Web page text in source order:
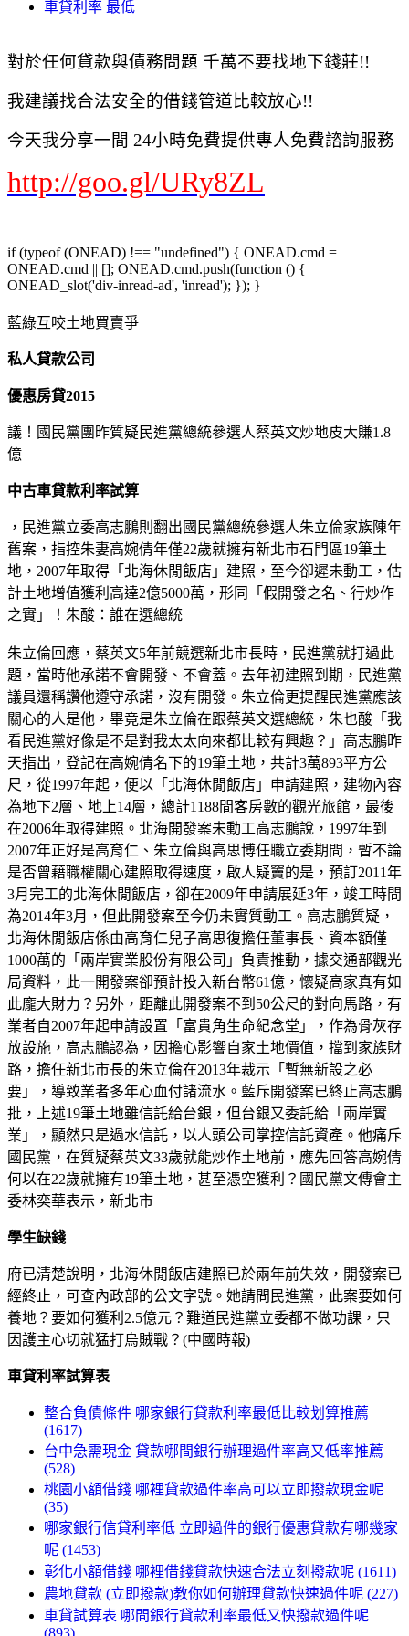
車貸利率 最低
對於任何貸款與債務問題 千萬不要找地下錢莊!!
我建議找合法安全的借錢管道比較放心!!
今天我分享一間 24小時免費提供專人免費諮詢服務
http://goo.gl/URy8ZL
if (typeof (ONEAD) !== "undefined") { ONEAD.cmd =
ONEAD.cmd || []; ONEAD.cmd.push(function () {
ONEAD_slot('div-inread-ad', 'inread'); }); }
藍綠互咬土地買賣爭
私人貸款公司
優惠房貸2015
議！國民黨團昨質疑民進黨總統參選人蔡英文炒地皮大賺1.8
億
中古車貸款利率試算
，民進黨立委高志鵬則翻出國民黨總統參選人朱立倫家族陳年
舊案，指控朱妻高婉倩年僅22歲就擁有新北市石門區19筆土
地，2007年取得「北海休閒飯店」建照，至今卻遲未動工，估
計土地增值獲利高達2億5000萬，形同「假開發之名、行炒作
之實」！朱酸：誰在選總統
朱立倫回應，蔡英文5年前競選新北市長時，民進黨就打過此
題，當時他承諾不會開發、不會蓋。去年初建照到期，民進黨
議員還稱讚他遵守承諾，沒有開發。朱立倫更提醒民進黨應該
關心的人是他，畢竟是朱立倫在跟蔡英文選總統，朱也酸「我
看民進黨好像是不是對我太太向來都比較有興趣？」高志鵬昨
天指出，登記在高婉倩名下的19筆土地，共計3萬893平方公
尺，從1997年起，便以「北海休閒飯店」申請建照，建物內容
為地下2層、地上14層，總計1188間客房數的觀光旅館，最後
在2006年取得建照。北海開發案未動工高志鵬說，1997年到
2007年正好是高育仁、朱立倫與高思博任職立委期間，暫不論
是否曾藉職權關心建照取得速度，啟人疑竇的是，預訂2011年
3月完工的北海休閒飯店，卻在2009年申請展延3年，竣工時間
為2014年3月，但此開發案至今仍未實質動工。高志鵬質疑，
北海休閒飯店係由高育仁兒子高思復擔任董事長、資本額僅
1000萬的「兩岸實業股份有限公司」負責推動，據交通部觀光
局資料，此一開發案卻預計投入新台幣61億，懷疑高家真有如
此龐大財力？另外，距離此開發案不到50公尺的對向馬路，有
業者自2007年起申請設置「富貴角生命紀念堂」，作為骨灰存
放設施，高志鵬認為，因擔心影響自家土地價值，擋到家族財
路，擔任新北市長的朱立倫在2013年裁示「暫無新設之必
要」，導致業者多年心血付諸流水。藍斥開發案已終止高志鵬
批，上述19筆土地雖信託給台銀，但台銀又委託給「兩岸實
業」，顯然只是過水信託，以人頭公司掌控信託資產。他痛斥
國民黨，在質疑蔡英文33歲就能炒作土地前，應先回答高婉倩
何以在22歲就擁有19筆土地，甚至憑空獲利？國民黨文傳會主
委林奕華表示，新北市
學生缺錢
府已清楚說明，北海休閒飯店建照已於兩年前失效，開發案已
經終止，可查內政部的公文字號。她請問民進黨，此案要如何
養地？要如何獲利2.5億元？難道民進黨立委都不做功課，只
因護主心切就猛打烏賊戰？(中國時報)
車貸利率試算表
整合負債條件 哪家銀行貸款利率最低比較划算推薦
(1617)
台中急需現金 貸款哪間銀行辦理過件率高又低率推薦
(528)
桃園小額借錢 哪裡貸款過件率高可以立即撥款現金呢
(35)
哪家銀行信貸利率低 立即過件的銀行優惠貸款有哪幾家
呢 (1453)
彰化小額借錢 哪裡借錢貸款快速合法立刻撥款呢 (1611)
農地貸款 (立即撥款)教你如何辦理貸款快速過件呢 (227)
車貸試算表 哪間銀行貸款利率最低又快撥款過件呢
(893)